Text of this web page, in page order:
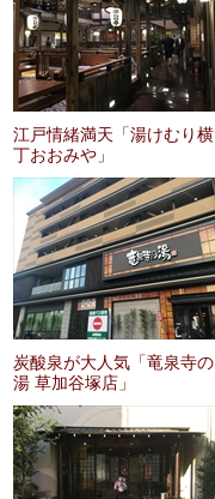
江戸情緒満天「湯けむり横
丁おおみや」
炭酸泉が大人気「竜泉寺の
湯 草加谷塚店」